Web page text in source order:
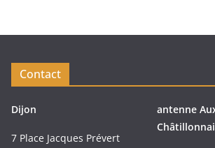
Contact
Dijon
7 Place Jacques Prévert
antenne